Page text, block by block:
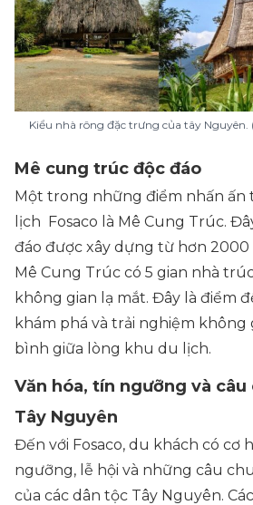
Kiểu nhà rông đặc trưng của tây
Mê cung trúc độc đáo
Một trong những điểm nhấn ấn
lịch Fosaco là Mê Cung Trúc.
đáo được xây dựng từ hơn
Mê Cung Trúc có 5 gian nhà
không gian lạ mắt. Đây là điểm
khám phá và trải nghiệm không
bình giữa lòng khu du lịch.
Văn hóa, tín ngưỡng và câu
Tây Nguyên
Đến với Fosaco, du khách có cơ
ngưỡng, lễ hội và những câu
của các dân tộc Tây Nguyên.